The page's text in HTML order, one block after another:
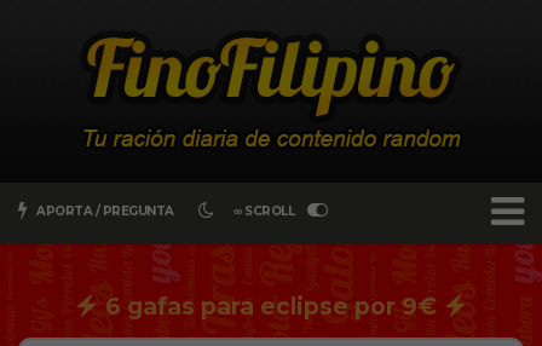
APORTA / PREGUNTA ∞ SCROLL
6 gafas para eclipse por 9€